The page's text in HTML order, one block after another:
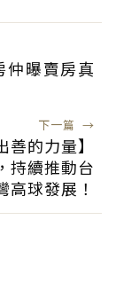
仲曝賣房真
下一篇 →
的力量】
持續推動台
高球發展！